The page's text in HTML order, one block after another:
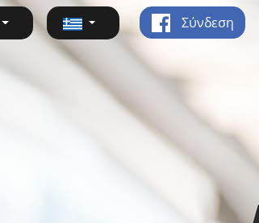
Σύνδεση